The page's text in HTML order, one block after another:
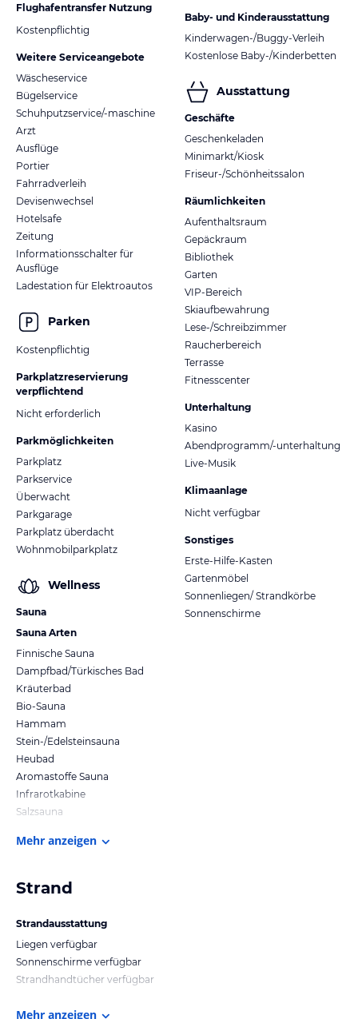
Flughafentransfer Nutzung
Kostenpflichtig
Weitere Serviceangebote
Wäscheservice
Bügelservice
Schuhputzservice/-maschine
Arzt
Ausflüge
Portier
Fahrradverleih
Devisenwechsel
Hotelsafe
Zeitung
Informationsschalter für
Ausflüge
Ladestation für Elektroautos
Parken
Kostenpflichtig
Parkplatzreservierung
verpflichtend
Nicht erforderlich
Parkmöglichkeiten
Parkplatz
Parkservice
Überwacht
Parkgarage
Parkplatz überdacht
Wohnmobilparkplatz
Wellness
Sauna
Sauna Arten
Finnische Sauna
Dampfbad/Türkisches Bad
Kräuterbad
Bio-Sauna
Hammam
Stein-/Edelsteinsauna
Heubad
Aromastoffe Sauna
Infrarotkabine
Salzsauna
Baby- und Kinderausstattung
Kinderwagen-/Buggy-Verleih
Kostenlose Baby-/Kinderbetten
Ausstattung
Geschäfte
Geschenkeladen
Minimarkt/Kiosk
Friseur-/Schönheitssalon
Räumlichkeiten
Aufenthaltsraum
Gepäckraum
Bibliothek
Garten
VIP-Bereich
Skiaufbewahrung
Lese-/Schreibzimmer
Raucherbereich
Terrasse
Fitnesscenter
Unterhaltung
Kasino
Abendprogramm/-unterhaltung
Live-Musik
Klimaanlage
Nicht verfügbar
Sonstiges
Erste-Hilfe-Kasten
Gartenmöbel
Sonnenliegen/ Strandkörbe
Sonnenschirme
Mehr anzeigen
Strand
Strandausstattung
Liegen verfügbar
Sonnenschirme verfügbar
Strandhandtücher verfügbar
Mehr anzeigen